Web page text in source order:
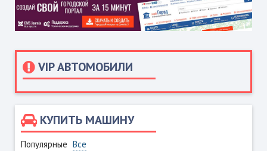
VIP АВТОМОБИЛИ
КУПИТЬ МАШИНУ
Популярные Все